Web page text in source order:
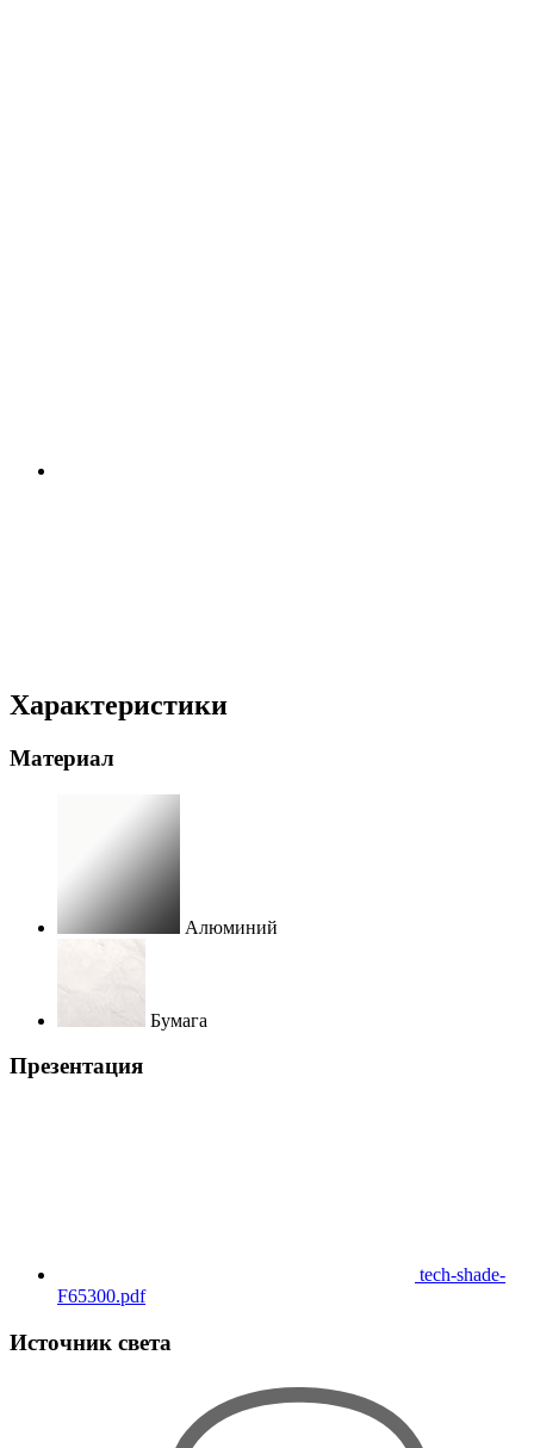
Характеристики
Материал
Алюминий
Бумага
Презентация
tech-shade-
F65300.pdf
Источник света